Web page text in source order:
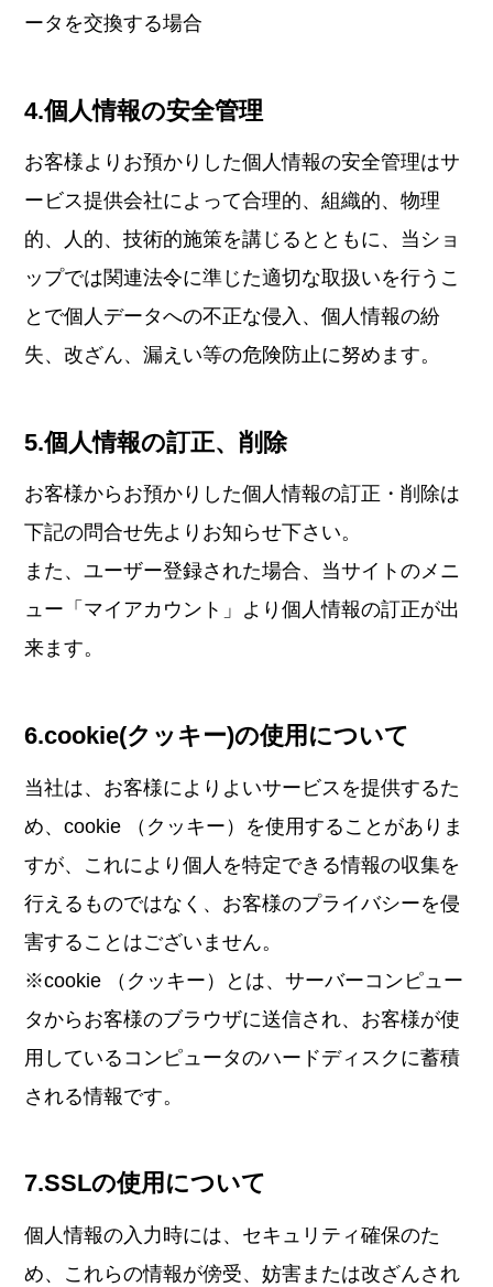
ータを交換する場合
4.個人情報の安全管理
お客様よりお預かりした個人情報の安全管理はサ
ービス提供会社によって合理的、組織的、物理
的、人的、技術的施策を講じるとともに、当ショ
ップでは関連法令に準じた適切な取扱いを行うこ
とで個人データへの不正な侵入、個人情報の紛
失、改ざん、漏えい等の危険防止に努めます。
5.個人情報の訂正、削除
お客様からお預かりした個人情報の訂正・削除は
下記の問合せ先よりお知らせ下さい。
また、ユーザー登録された場合、当サイトのメニ
ュー「マイアカウント」より個人情報の訂正が出
来ます。
6.cookie(クッキー)の使用について
当社は、お客様によりよいサービスを提供するた
め、cookie （クッキー）を使用することがありま
すが、これにより個人を特定できる情報の収集を
行えるものではなく、お客様のプライバシーを侵
害することはございません。
※cookie （クッキー）とは、サーバーコンピュー
タからお客様のブラウザに送信され、お客様が使
用しているコンピュータのハードディスクに蓄積
される情報です。
7.SSLの使用について
個人情報の入力時には、セキュリティ確保のた
め、これらの情報が傍受、妨害または改ざんされ